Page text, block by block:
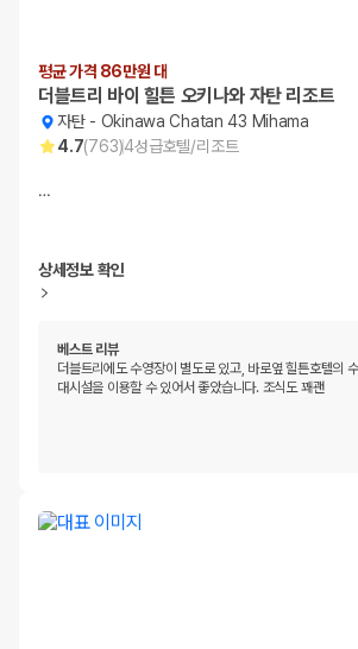
평균 가격 86만원 대
더블트리 바이 힐튼 오키나와 자탄 리조트
자탄- Okinawa Chatan 43 Mihama
4.7(763)4성급호텔/리조트
…
상세정보 확인
베스트 리뷰
더블트리에도 수영장이 별도로 있고, 바로옆 힐튼호텔의
대시설을 이용할 수 있어서 좋았습니다. 조식도 꽤괜